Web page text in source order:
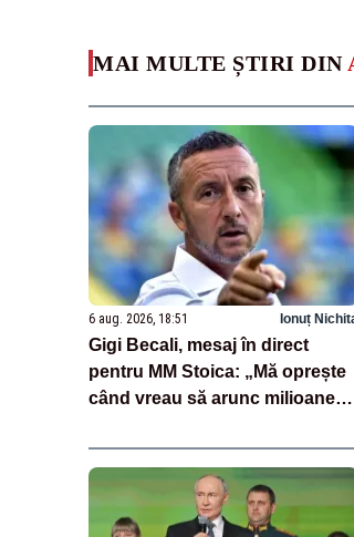
MAI MULTE ȘTIRI DIN
6 aug. 2026, 18:51 Ionuț
Gigi Becali, mesaj în direct
pentru MM Stoica: „Mă oprește
când vreau să arunc milioane